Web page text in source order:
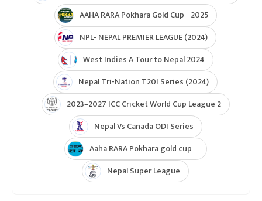
AAHA RARA Pokhara Gold Cup 2025
NPL- NEPAL PREMIER LEAGUE (2024)
West Indies A Tour to Nepal 2024
Nepal Tri-Nation T20I Series (2024)
2023–2027 ICC Cricket World Cup League 2
Nepal Vs Canada ODI Series
Aaha RARA Pokhara gold cup
Nepal Super League